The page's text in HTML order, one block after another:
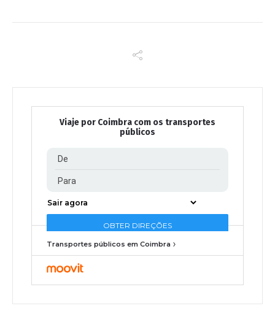
Viaje por Coimbra com os transportes
públicos
Transportes públicos em Coimbra